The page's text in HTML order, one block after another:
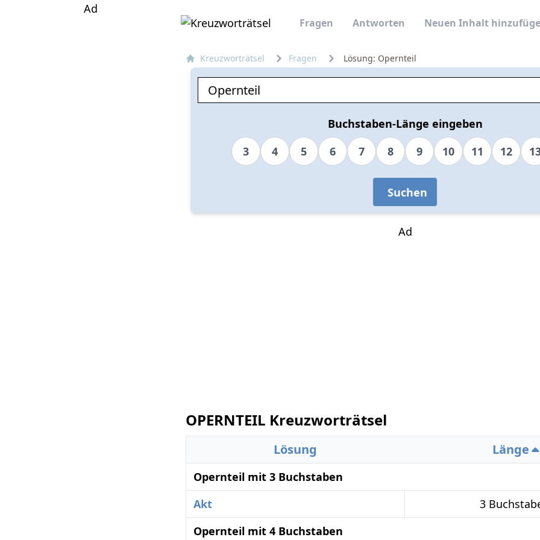
Fragen Antworten Neuen Inhalt
Ad
Kreuzworträtsel Fragen Lösung: Opernteil
Buchstaben-Länge eingeben
3
4 5 6 7 8 9 10 11 12
Suchen
Ad
OPERNTEIL Kreuzworträtsel
Lösung Länge
Opernteil mit 3 Buchstaben
Akt
3
Opernteil mit 4 Buchstaben